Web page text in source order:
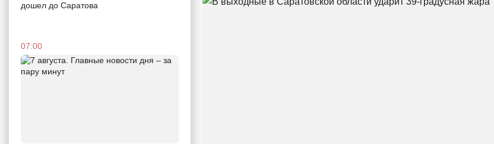
дошел до Саратова
07:00